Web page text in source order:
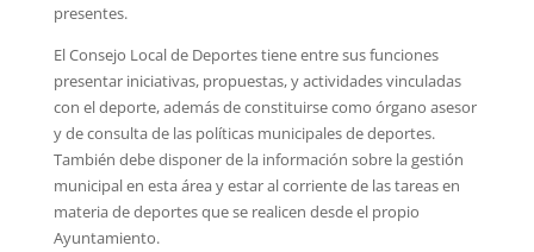
presentes.
El Consejo Local de Deportes tiene entre sus funciones
presentar iniciativas, propuestas, y actividades vinculadas
con el deporte, además de constituirse como órgano asesor
y de consulta de las políticas municipales de deportes.
También debe disponer de la información sobre la gestión
municipal en esta área y estar al corriente de las tareas en
materia de deportes que se realicen desde el propio
Ayuntamiento.